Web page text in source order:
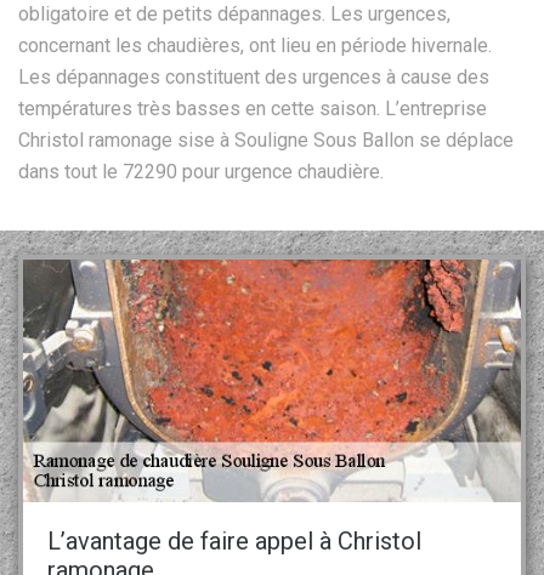
obligatoire et de petits dépannages. Les urgences,
concernant les chaudières, ont lieu en période hivernale.
Les dépannages constituent des urgences à cause des
températures très basses en cette saison. L’entreprise
Christol ramonage sise à Souligne Sous Ballon se déplace
dans tout le 72290 pour urgence chaudière.
L’avantage de faire appel à Christol